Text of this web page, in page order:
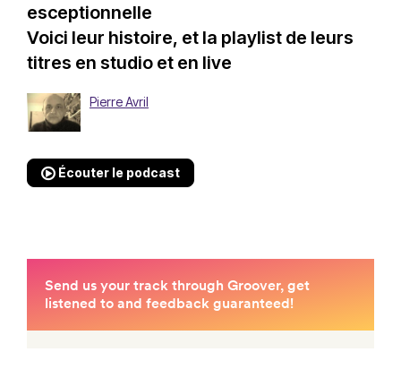
esceptionnelle
Voici leur histoire, et la playlist de leurs
titres en studio et en live
Pierre Avril
Écouter le podcast